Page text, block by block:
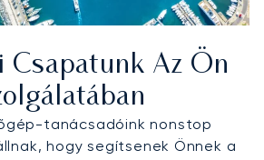
Csapatunk Az Ön
tanácsadóink nonstop
hogy segítsenek Önnek a